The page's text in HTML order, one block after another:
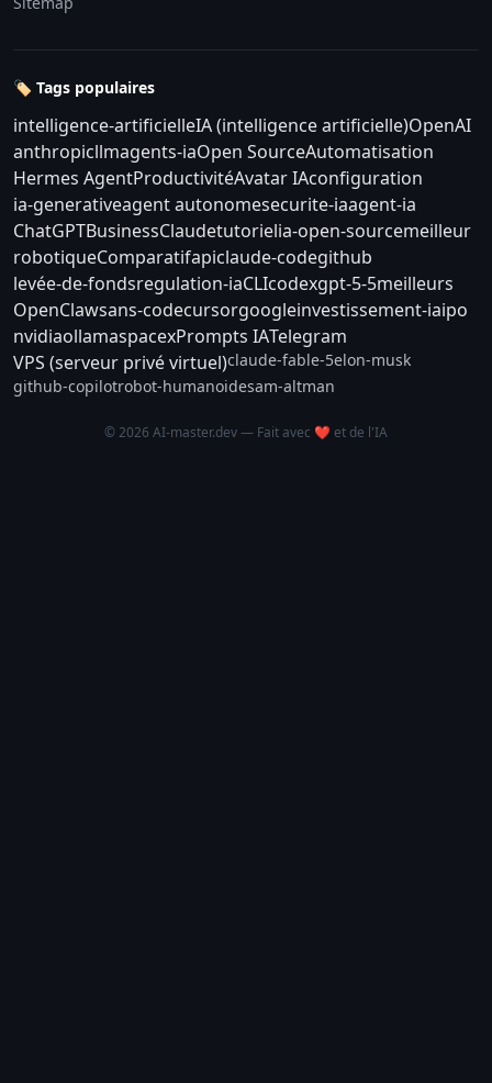
🏷️ Tags populaires
intelligence-artificielleIA (intelligence artificielle)OpenAI
anthropicllmagents-iaOpen SourceAutomatisation
Hermes AgentProductivitéAvatar IAconfiguration
ia-generativeagent autonomesecurite-iaagent-ia
ChatGPTBusinessClaudetutorielia-open-sourcemeilleur
robotiqueComparatifapiclaude-codegithub
levée-de-fondsregulation-iaCLIcodexgpt-5-5meilleurs
OpenClawsans-codecursorgoogleinvestissement-iaipo
nvidiaollamaspacexPrompts IATelegram
VPS (serveur privé virtuel)claude-fable-5elon-musk
github-copilotrobot-humanoidesam-altman
© 2026 AI-master.dev — Fait avec ❤️ et de l'IA